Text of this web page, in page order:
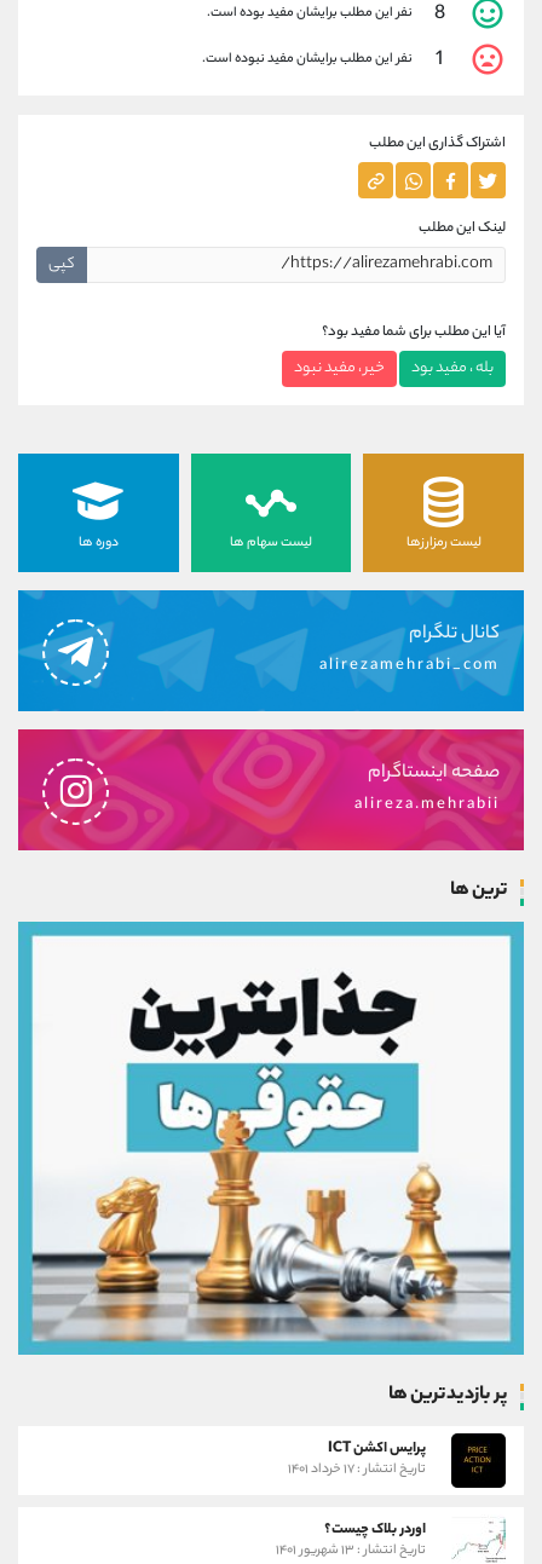
8 نفر این مطلب برایشان مفید بوده است.
1 نفر این مطلب برایشان مفید نبوده است.
اشتراک گذاری این مطلب
لینک این مطلب
کپی
آیا این مطلب برای شما مفید بود؟
بله ، مفید بود خیر ، مفید نبود
لیست رمزارزها لیست سهام ها دوره ها
کانال تلگرام
alirezamehrabi_com
صفحه اینستاگرام
alireza.mehrabii
ترین ها
پر بازدیدترین ها
پرایس اکشن ICT
تاریخ انتشار : ۱۷ خرداد ۱۴۰۱
اوردر بلاک چیست؟
تاریخ انتشار : ۱۳ شهریور ۱۴۰۱